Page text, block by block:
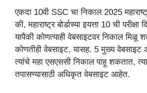
एकदा 10वी SSC चा निकाल 2025
की, महाराष्ट्र बोर्डाच्या इयत्ता 10 ची परीक्षा
यापैकी कोणत्याही वेबसाइटवर निकाल मिळू
कोणतीही वेबसाइट, यासह. 5 मुख्य वेबसाइट
त्यांचे महा एसएससी निकाल पाहू शकतात,
तपासण्यासाठी अधिकृत वेबसाइट आहेत.